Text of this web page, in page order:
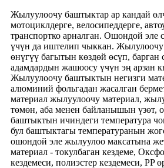
Жылуулоочу баштыктар ар кандай
мотоциклдерге, велосипеддерге,
транспортко арналган. Ошондой эле
үчүн да иштелип чыккан.
өнүгүү багытын көздөй өсүп, барган
адамдардын жашоосу үчүн эң арзан
Жылуулоочу баштыктын негизги
алюминий фольгадан жасалган
материал жылуулоочу материал,
төмөн, аба менен байланышын үзөт,
баштыктын ичиндеги температура
бул баштыктагы температуранын
ошондой эле жылуулоо максатына
материал - токулбаган кездеме,
кездемеси, полиэстер кездемеси, PP